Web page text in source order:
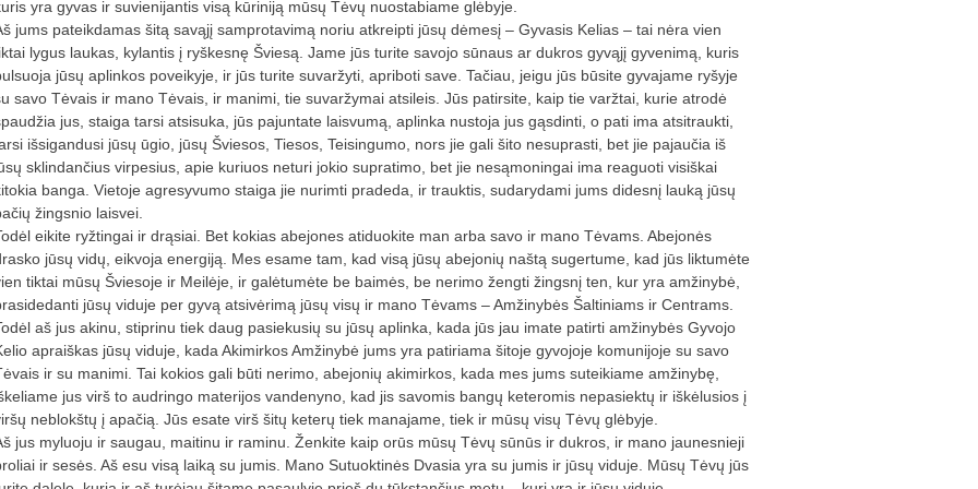
yra gyvas ir suvienijantis visą kūriniją mūsų Tėvų nuostabiame glėbyje.
jums pateikdamas šitą savąjį samprotavimą noriu atkreipti jūsų dėmesį – Gyvasis Kelias – tai nėra vien
lygus laukas, kylantis į ryškesnę Šviesą. Jame jūs turite savojo sūnaus ar dukros gyvąjį gyvenimą, kuris
jūsų aplinkos poveikyje, ir jūs turite suvaržyti, apriboti save. Tačiau, jeigu jūs būsite gyvajame ryšyje
savo Tėvais ir mano Tėvais, ir manimi, tie suvaržymai atsileis. Jūs patirsite, kaip tie varžtai, kurie atrodė
jus, staiga tarsi atsisuka, jūs pajuntate laisvumą, aplinka nustoja jus gąsdinti, o pati ima atsitraukti,
išsigandusi jūsų ūgio, jūsų Šviesos, Tiesos, Teisingumo, nors jie gali šito nesuprasti, bet jie pajaučia iš
sklindančius virpesius, apie kuriuos neturi jokio supratimo, bet jie nesąmoningai ima reaguoti visiškai
banga. Vietoje agresyvumo staiga jie nurimti pradeda, ir trauktis, sudarydami jums didesnį lauką jūsų
žingsnio laisvei.
eikite ryžtingai ir drąsiai. Bet kokias abejones atiduokite man arba savo ir mano Tėvams. Abejonės
jūsų vidų, eikvoja energiją. Mes esame tam, kad visą jūsų abejonių naštą sugertume, kad jūs liktumėte
tiktai mūsų Šviesoje ir Meilėje, ir galėtumėte be baimės, be nerimo žengti žingsnį ten, kur yra amžinybė,
jūsų viduje per gyvą atsivėrimą jūsų visų ir mano Tėvams – Amžinybės Šaltiniams ir Centrams.
aš jus akinu, stiprinu tiek daug pasiekusių su jūsų aplinka, kada jūs jau imate patirti amžinybės Gyvojo
apraiškas jūsų viduje, kada Akimirkos Amžinybė jums yra patiriama šitoje gyvojoje komunijoje su savo
ir su manimi. Tai kokios gali būti nerimo, abejonių akimirkos, kada mes jums suteikiame amžinybę,
jus virš to audringo materijos vandenyno, kad jis savomis bangų keteromis nepasiektų ir iškėlusios į
neblokštų į apačią. Jūs esate virš šitų keterų tiek manajame, tiek ir mūsų visų Tėvų glėbyje.
jus myluoju ir saugau, maitinu ir raminu. Ženkite kaip orūs mūsų Tėvų sūnūs ir dukros, ir mano jaunesnieji
ir sesės. Aš esu visą laiką su jumis. Mano Sutuoktinės Dvasia yra su jumis ir jūsų viduje. Mūsų Tėvų jūs